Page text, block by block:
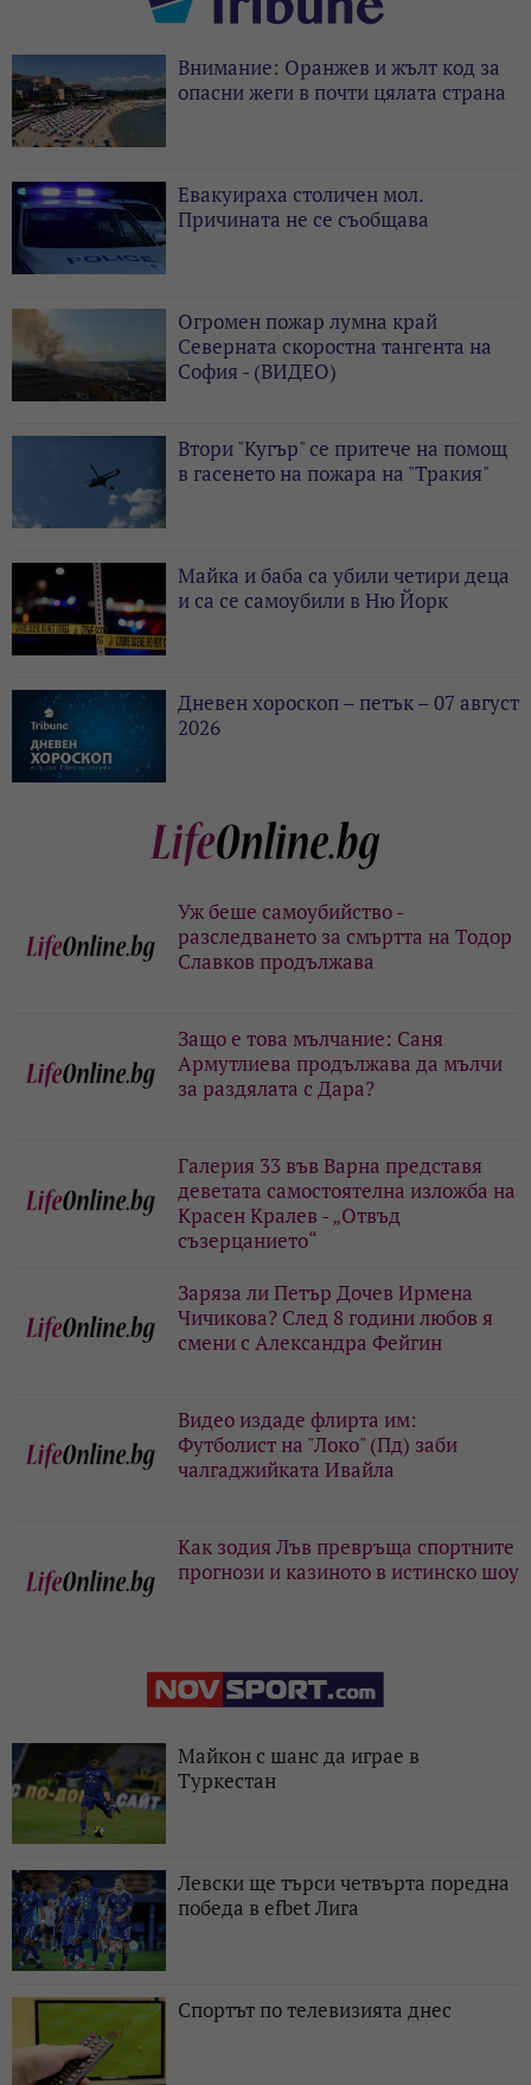
Внимание: Оранжев и жълт код за
опасни жеги в почти цялата страна
Евакуираха столичен мол.
Причината не се съобщава
Огромен пожар лумна край
Северната скоростна тангента на
София - (ВИДЕО)
Втори "Кугър" се притече на помощ
в гасенето на пожара на "Тракия"
Майка и баба са убили четири деца
и са се самоубили в Ню Йорк
Дневен хороскоп – петък – 07 август
2026
Уж беше самоубийство -
разследването за смъртта на Тодор
Славков продължава
Защо е това мълчание: Саня
Армутлиева продължава да мълчи
за раздялата с Дара?
Галерия 33 във Варна представя
деветата самостоятелна изложба на
Красен Кралев - „Отвъд
съзерцанието“
Заряза ли Петър Дочев Ирмена
Чичикова? След 8 години любов я
смени с Александра Фейгин
Видео издаде флирта им:
Футболист на "Локо" (Пд) заби
чалгаджийката Ивайла
Как зодия Лъв превръща спортните
прогнози и казиното в истинско шоу
Майкон с шанс да играе в
Туркестан
Левски ще търси четвърта поредна
победа в efbet Лига
Спортът по телевизията днес